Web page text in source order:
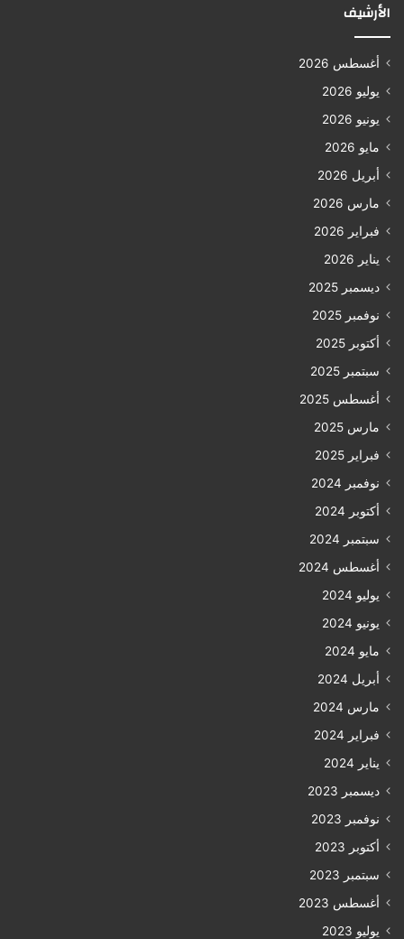
الأرشيف
أغسطس 2026
يوليو 2026
يونيو 2026
مايو 2026
أبريل 2026
مارس 2026
فبراير 2026
يناير 2026
ديسمبر 2025
نوفمبر 2025
أكتوبر 2025
سبتمبر 2025
أغسطس 2025
مارس 2025
فبراير 2025
نوفمبر 2024
أكتوبر 2024
سبتمبر 2024
أغسطس 2024
يوليو 2024
يونيو 2024
مايو 2024
أبريل 2024
مارس 2024
فبراير 2024
يناير 2024
ديسمبر 2023
نوفمبر 2023
أكتوبر 2023
سبتمبر 2023
أغسطس 2023
يوليو 2023